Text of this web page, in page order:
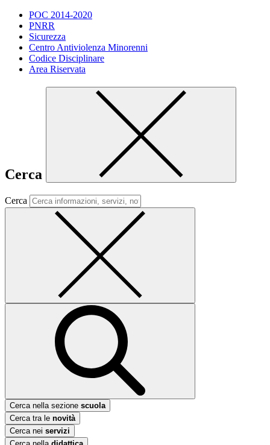
POC 2014-2020
PNRR
Sicurezza
Centro Antiviolenza Minorenni
Codice Disciplinare
Area Riservata
Cerca
Cerca
Cerca nella sezione scuola
Cerca tra le novità
Cerca nei servizi